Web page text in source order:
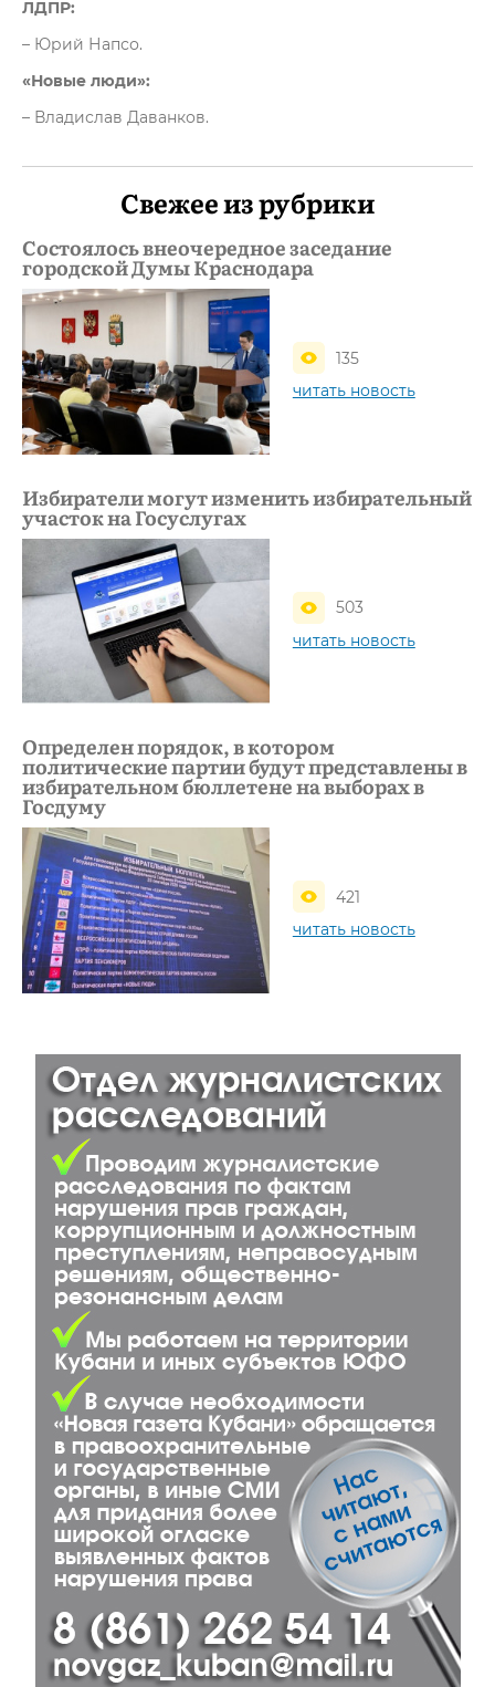
ЛДПР:
– Юрий Напсо.
«Новые люди»:
– Владислав Даванков.
Свежее из рубрики
Состоялось внеочередное заседание
городской Думы Краснодара
135
читать новость
Избиратели могут изменить избирательный
участок на Госуслугах
503
читать новость
Определен порядок, в котором
политические партии будут представлены в
избирательном бюллетене на выборах в
Госдуму
421
читать новость